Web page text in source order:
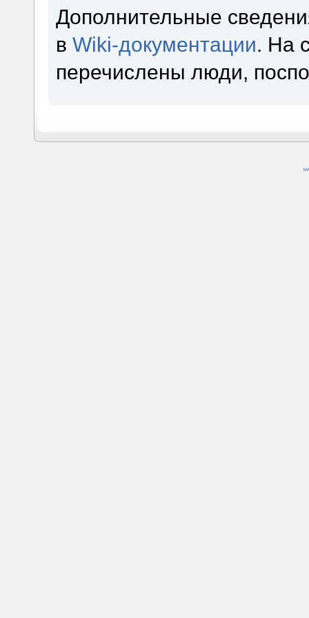
Дополнительные
вWiki-документации. На
перечислены люди,